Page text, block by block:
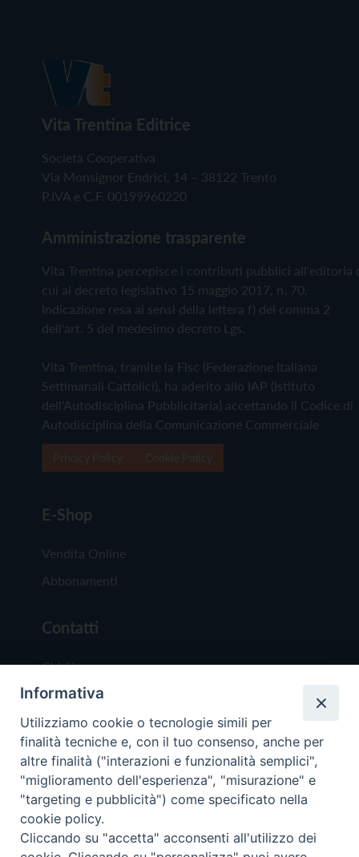
Vita Trentina Editrice
Società Cooperativa
Via Monsignor Endrici, 14 – 38122 Trento
P.IVA e C.F. 00199960220
Amministrazione trasparente
Vita Trentina percepisce i contributi pubblici all'editoria
cui al decreto legislativo 15 maggio 2017, n. 70.
Indicazione resa ai sensi della lettera f) del comma 2
dell'art. 5 del medesimo decreto Lgs.
Vita Trentina, tramite la Fisc (Federazione Italiana
Settimanali Cattolici), ha aderito allo IAP (Istituto
dell'Autodisciplina Pubblicitaria) accettando il Codice di
Autodisciplina della Comunicazione Commerciale
E-Shop
Vendita Online
Abbonamenti
Contatti
Chi Siamo
Redazione
Scrivici
Copyright © 2019 - Tutti i diritti riservati - Vita
Trentina Editrice
Informativa
Utilizziamo cookie o tecnologie simili per
finalità tecniche e, con il tuo consenso, anche per
altre finalità ("interazioni e funzionalità semplici",
"miglioramento dell'esperienza", "misurazione" e
"targeting e pubblicità") come specificato nella
cookie policy.
Cliccando su "accetta" acconsenti all'utilizzo dei